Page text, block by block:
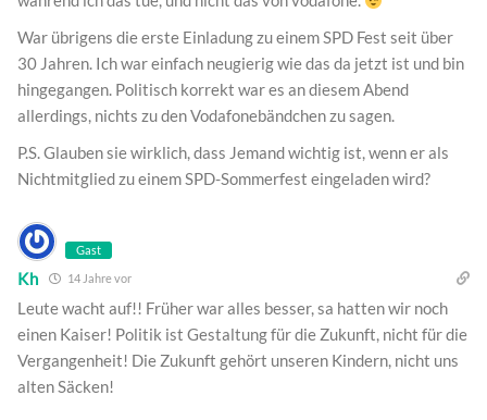
War übrigens die erste Einladung zu einem SPD Fest seit über
30 Jahren. Ich war einfach neugierig wie das da jetzt ist und bin
hingegangen. Politisch korrekt war es an diesem Abend
allerdings, nichts zu den Vodafonebändchen zu sagen.
P.S. Glauben sie wirklich, dass Jemand wichtig ist, wenn er als
Nichtmitglied zu einem SPD-Sommerfest eingeladen wird?
Gast
Kh 14 Jahre vor
Leute wacht auf!! Früher war alles besser, sa hatten wir noch
einen Kaiser! Politik ist Gestaltung für die Zukunft, nicht für die
Vergangenheit! Die Zukunft gehört unseren Kindern, nicht uns
alten Säcken!